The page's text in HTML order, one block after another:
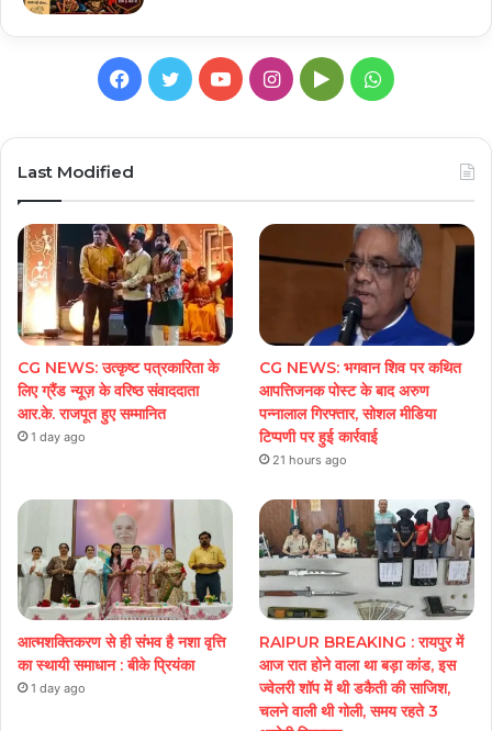
Facebook
TwitterYouTubeInstagram
GoogleWhatsApp
Last Modified
CG NEWS: उत्कृष्ट पत्रकारिता के
लिए ग्रैंड न्यूज़ के वरिष्ठ संवाददाता
आर.के. राजपूत हुए सम्मानित
1 day ago
CG NEWS: भगवान शिव पर कथित
आपत्तिजनक पोस्ट के बाद अरुण
पन्नालाल गिरफ्तार, सोशल मीडिया
टिप्पणी पर हुई कार्रवाई
21 hours ago
आत्मशक्तिकरण से ही संभव है नशा वृत्ति
का स्थायी समाधान : बीके प्रियंका
1 day ago
RAIPUR BREAKING : रायपुर में
आज रात होने वाला था बड़ा कांड, इस
ज्वेलरी शॉप में थी डकैती की साजिश,
चलने वाली थी गोली, समय रहते 3